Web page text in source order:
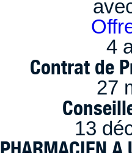
4
Contrat de
27
13